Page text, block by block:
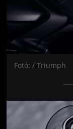
Fotó: / Triumph